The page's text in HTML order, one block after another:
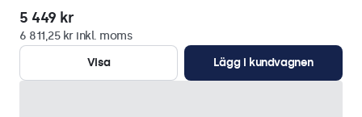
5 449 kr
6 811,25 kr inkl. moms
Visa
Lägg i kundvagnen